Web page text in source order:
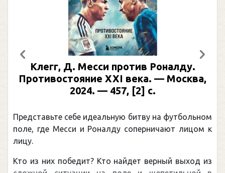
Клегг, Д. Месси против Роналду.
Противостояние XXI века. — Москва,
2024. — 457, [2] с.
Представьте себе идеальную битву на футбольном
поле, где Месси и Роналду соперничают лицом к
лицу.
Кто из них победит? Кто найдет верный выход из
Предыдущий